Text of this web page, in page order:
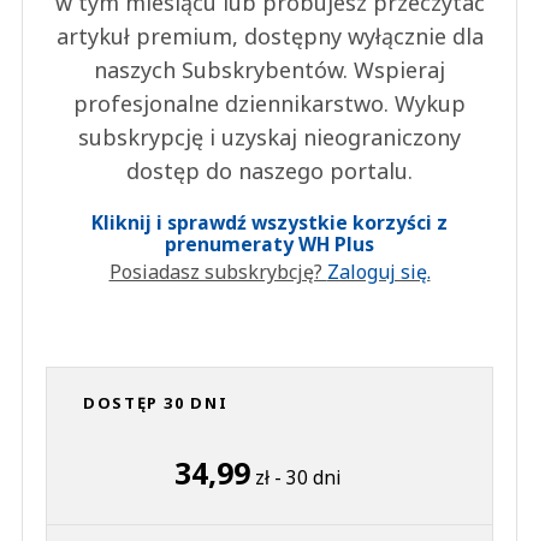
artykuł premium, dostępny wyłącznie dla
naszych Subskrybentów. Wspieraj
profesjonalne dziennikarstwo. Wykup
subskrypcję i uzyskaj nieograniczony
dostęp do naszego portalu.
Kliknij i sprawdź wszystkie korzyści z
prenumeraty WH Plus
Posiadasz subskrybcję? Zaloguj się.
DOSTĘP 30 DNI
34,99 zł - 30 dni